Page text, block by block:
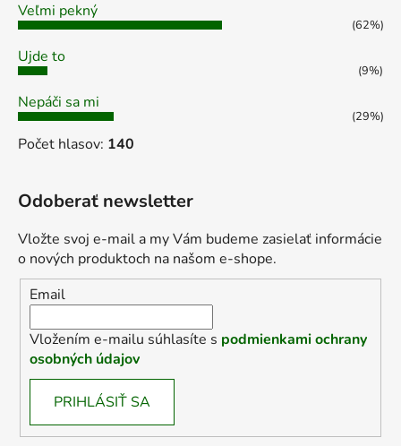
Veľmi pekný
(62%)
Ujde to
(9%)
Nepáči sa mi
(29%)
Počet hlasov: 140
Odoberať newsletter
Vložte svoj e-mail a my Vám budeme zasielať informácie
o nových produktoch na našom e-shope.
Email
Vložením e-mailu súhlasíte s podmienkami ochrany
osobných údajov
PRIHLÁSIŤ SA